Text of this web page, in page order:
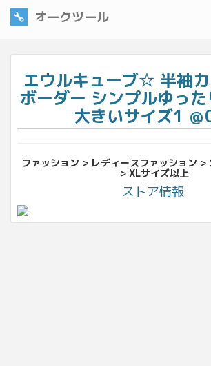
オークツール
エウルキューブ☆ 半袖
ボーダー シンプルゆっ
大きいサイズ1
ファッション > レディースファッション >
> XLサイズ以上
ストア情報